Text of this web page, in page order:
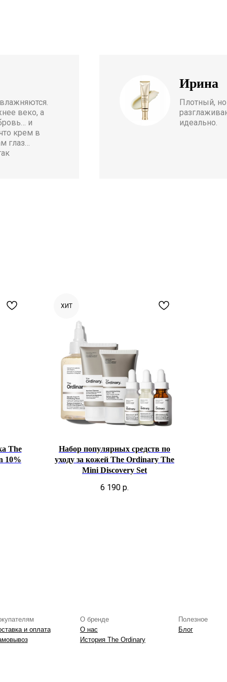
веко, а
и
крем в
глаз…
Ирина
Плотный,
идеально.
The
10%
ХИТ
Набор популярных средств по
уходу за кожей The Ordinary The
Mini Discovery Set
6 190 р.
Полезное
Блог